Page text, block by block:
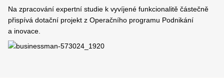
Na zpracování expertní studie k vyvíjené funkcionalitě částečně
přispívá dotační projekt z Operačního programu Podnikání
a inovace.